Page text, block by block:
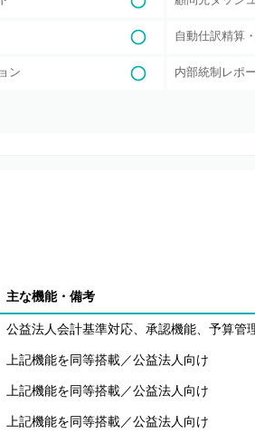
自動仕訳精算
ン 内部統制レポ
主な機能・備考
公益法人会計基準対応、承認機能、予算管
上記機能を同等搭載／公益法人向け
上記機能を同等搭載／公益法人向け
上記機能を同等搭載／公益法人向け